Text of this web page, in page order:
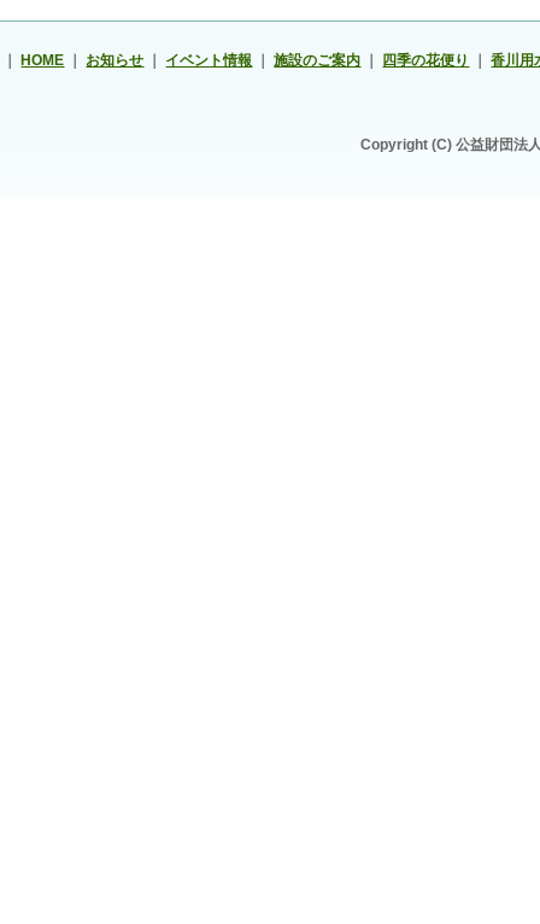
｜HOME ｜ お知らせ ｜ イベント情報 ｜施設のご案内 ｜ 四季の花便り ｜香川用
Copyright (C) 公益財団法